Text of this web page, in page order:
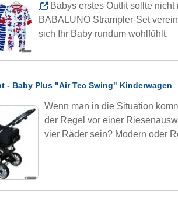
Babys erstes Outfit sollte
BABALUNO Strampler-Set
sich Ihr Baby rundum wohlfühlt.
- Baby Plus "Air Tec Swing" Kinderwagen
Wenn man in die Situation
der Regel vor einer
vier Räder sein? Modern oder